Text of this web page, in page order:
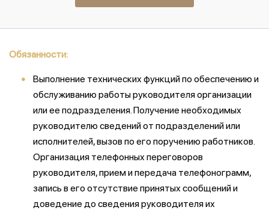
Обязанности:
Выполнение технических функций по обеспечению и
обслуживанию работы руководителя организации
или ее подразделения. Получение необходимых
руководителю сведений от подразделений или
исполнителей, вызов по его поручению работников.
Организация телефонных переговоров
руководителя, прием и передача телефонограмм,
запись в его отсутствие принятых сообщений и
доведение до сведения руководителя их